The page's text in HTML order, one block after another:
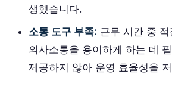
생했습니다.
소통 도구 부족: 근무 시간 중
의사소통을 용이하게 하는 데
제공하지 않아 운영 효율성을